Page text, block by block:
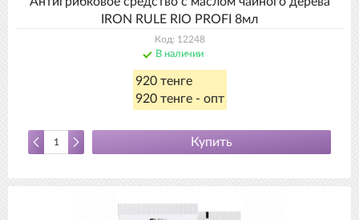
IRON RULE RIO PROFI 8мл
Код: 12248
В наличии
920 тенге
920 тенге - опт
Купить